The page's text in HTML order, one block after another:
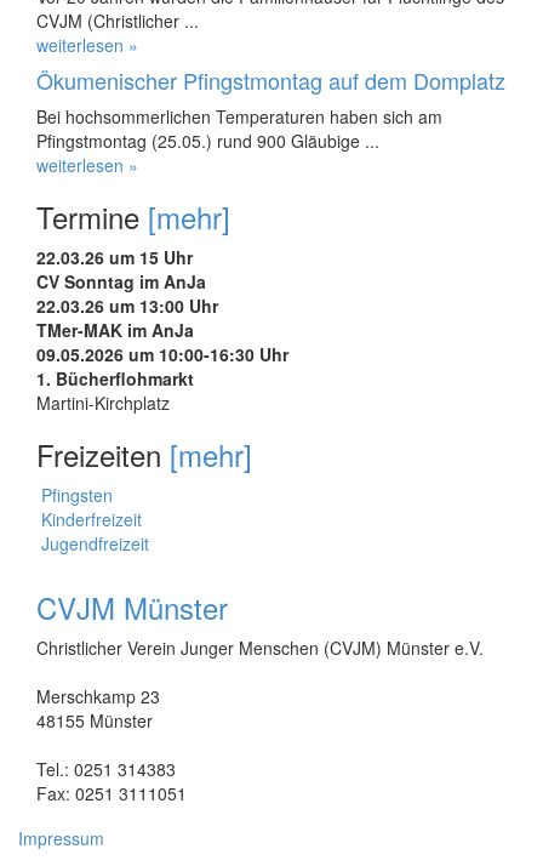
CVJM (Christlicher ...
weiterlesen »
Ökumenischer Pfingstmontag auf dem Domplatz
Bei hochsommerlichen Temperaturen haben sich am
Pfingstmontag (25.05.) rund 900 Gläubige ...
weiterlesen »
Termine [mehr]
22.03.26 um 15 Uhr
CV Sonntag im AnJa
22.03.26 um 13:00 Uhr
TMer-MAK im AnJa
09.05.2026 um 10:00-16:30 Uhr
1. Bücherflohmarkt
Martini-Kirchplatz
Freizeiten [mehr]
Pfingsten
Kinderfreizeit
Jugendfreizeit
CVJM Münster
Christlicher Verein Junger Menschen (CVJM) Münster e.V.
Merschkamp 23
48155 Münster
Tel.: 0251 314383
Fax: 0251 3111051
Impressum